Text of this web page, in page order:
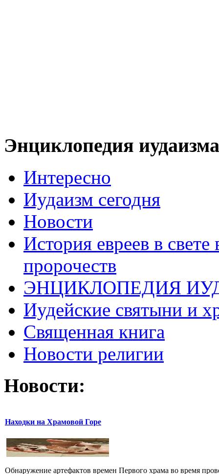
Энциклопедия иудаизма
Интересно
Иудаизм сегодня
Новости
История евреев в
пророчеств
ЭНЦИКЛОПЕДИЯ
Иудейские святыни и
Священная книга
Новости религии
Новости:
Находки на Храмовой Горе
Обнаружение артефактов времен Первого храма во время